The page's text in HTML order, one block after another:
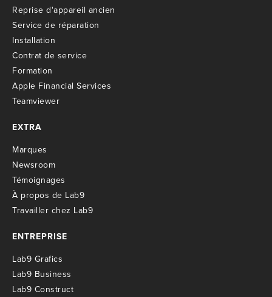
Reprise d'appareil ancien
Service de réparation
Installation
Contrat de service
Formation
Apple Financial Services
Teamviewer
EXTRA
Marques
Newsroom
Témoignages
À propos de Lab9
Travailler chez Lab9
ENTREPRISE
Lab9 Grafics
Lab9 Business
Lab9 Construct